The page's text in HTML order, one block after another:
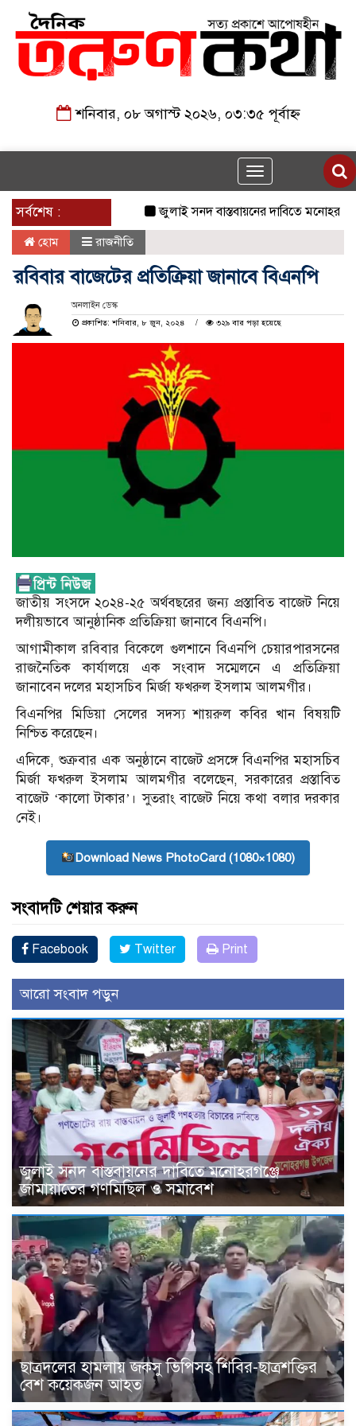
শনিবার, ০৮ অগাস্ট ২০২৬, ০৩:৩৫ পূর্বাহ্ন
Toggle
navigation
সর্বশেষ :
জুলাই সনদ বাস্তবায়নের দাবিতে মনোহরগঞ্জে
হোম রাজনীতি
রবিবার বাজেটের প্রতিক্রিয়া জানাবে বিএনপি
অনলাইন ডেস্ক
প্রকাশিত: শনিবার, ৮ জুন, ২০২৪
৩২৯ বার পড়া হয়েছে
জাতীয় সংসদে ২০২৪-২৫ অর্থবছরের জন্য প্রস্তাবিত বাজেট নিয়ে
দলীয়ভাবে আনুষ্ঠানিক প্রতিক্রিয়া জানাবে বিএনপি।
আগামীকাল রবিবার বিকেলে গুলশানে বিএনপি চেয়ারপারসনের
রাজনৈতিক কার্যালয়ে এক সংবাদ সম্মেলনে এ প্রতিক্রিয়া
জানাবেন দলের মহাসচিব মির্জা ফখরুল ইসলাম আলমগীর।
বিএনপির মিডিয়া সেলের সদস্য শায়রুল কবির খান বিষয়টি
নিশ্চিত করেছেন।
এদিকে, শুক্রবার এক অনুষ্ঠানে বাজেট প্রসঙ্গে বিএনপির মহাসচিব
মির্জা ফখরুল ইসলাম আলমগীর বলেছেন, সরকারের প্রস্তাবিত
বাজেট ‘কালো টাকার’। সুতরাং বাজেট নিয়ে কথা বলার দরকার
নেই।
Download News PhotoCard (1080×1080)
সংবাদটি শেয়ার করুন
Facebook Twitter Print
আরো সংবাদ পড়ুন
জুলাই সনদ বাস্তবায়নের দাবিতে মনোহরগঞ্জে
জামায়াতের গণমিছিল ও সমাবেশ
ছাত্রদলের হামলায় জকসু ভিপিসহ শিবির-ছাত্রশক্তির
বেশ কয়েকজন আহত